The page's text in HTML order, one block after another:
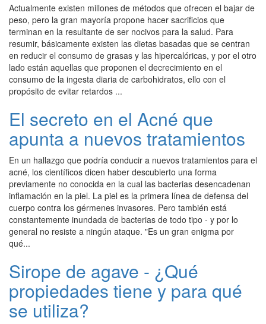
Actualmente existen millones de métodos que ofrecen el bajar de
peso, pero la gran mayoría propone hacer sacrificios que
terminan en la resultante de ser nocivos para la salud. Para
resumir, básicamente existen las dietas basadas que se centran
en reducir el consumo de grasas y las hipercalóricas, y por el otro
lado están aquellas que proponen el decrecimiento en el
consumo de la ingesta diaria de carbohidratos, ello con el
propósito de evitar retardos ...
El secreto en el Acné que
apunta a nuevos tratamientos
En un hallazgo que podría conducir a nuevos tratamientos para el
acné, los científicos dicen haber descubierto una forma
previamente no conocida en la cual las bacterias desencadenan
inflamación en la piel. La piel es la primera línea de defensa del
cuerpo contra los gérmenes invasores. Pero también está
constantemente inundada de bacterias de todo tipo - y por lo
general no resiste a ningún ataque. "Es un gran enigma por
qué...
Sirope de agave - ¿Qué
propiedades tiene y para qué
se utiliza?